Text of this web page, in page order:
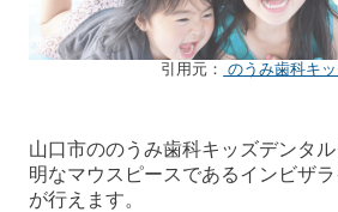
引用元： のうみ歯科キ
山口市ののうみ歯科キッズデンタ
明なマウスピースであるインビザ
が行えます。